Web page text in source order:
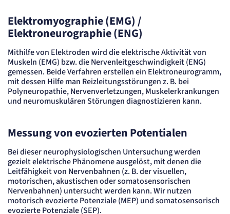
Elektromyographie (EMG) /
Elektroneurographie (ENG)
Mithilfe von Elektroden wird die elektrische Aktivität von
Muskeln (EMG) bzw. die Nervenleitgeschwindigkeit (ENG)
gemessen. Beide Verfahren erstellen ein Elektroneurogramm,
mit dessen Hilfe man Reizleitungsstörungen z. B. bei
Polyneuropathie, Nervenverletzungen, Muskelerkrankungen
und neuromuskulären Störungen diagnostizieren kann.
Messung von evozierten Potentialen
Bei dieser neurophysiologischen Untersuchung werden
gezielt elektrische Phänomene ausgelöst, mit denen die
Leitfähigkeit von Nervenbahnen (z. B. der visuellen,
motorischen, akustischen oder somatosensorischen
Nervenbahnen) untersucht werden kann. Wir nutzen
motorisch evozierte Potenziale (MEP) und somatosensorisch
evozierte Potenziale (SEP).
etracker Sitzungs-Cookie
Name:
Anbieter:
etracker GmbH
Zweck:
Opt-In Cookie speichert die Entscheidung des Besuchers, wenn auf der Seite des
Kunden das Tracking Opt-In ausgespielt wird. Wird auch für ein eventuelles Opt-Out
verwendet.
Cookie Laufzeit:
Content-Management-System-
Name:
fe_typo_user
Anbieter:
TYPO3
Zweck:
Dient der Identifizierung eines Anwenders und der besseren Bedienerführung.